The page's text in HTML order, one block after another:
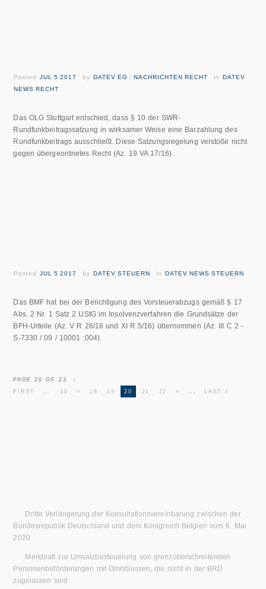
PostedJUL 5 2017 byDATEV EG : NACHRICHTEN RECHT inDATEV
NEWS RECHT
Das OLG Stuttgart entschied, dass § 10 der SWR-
Rundfunkbeitragssatzung in wirksamer Weise eine Barzahlung des
Rundfunkbeitrags ausschließt. Diese Satzungsregelung verstoße nicht
gegen übergeordnetes Recht (Az. 19 VA 17/16).
PostedJUL 5 2017 byDATEV STEUERN inDATEV NEWS STEUERN
Das BMF hat bei der Berichtigung des Vorsteuerabzugs gemäß § 17
Abs. 2 Nr. 1 Satz 2 UStG im Insolvenzverfahren die Grundsätze der
BFH-Urteile (Az. V R 26/16 und XI R 5/16) übernommen (Az. III C 2 -
S-7330 / 09 / 10001 :004).
PAGE 20 OF 23
«
FIRST
... 10 « 18 19 20 21 22 » ... LAST »
Dritte Verlängerung der Konsultationsvereinbarung zwischen der
Bundesrepublik Deutschland und dem Königreich Belgien vom 6. Mai
2020
Merkblatt zur Umsatzbesteuerung von grenzüberschreitenden
Personenbeförderungen mit Omnibussen, die nicht in der BRD
zugelassen sind